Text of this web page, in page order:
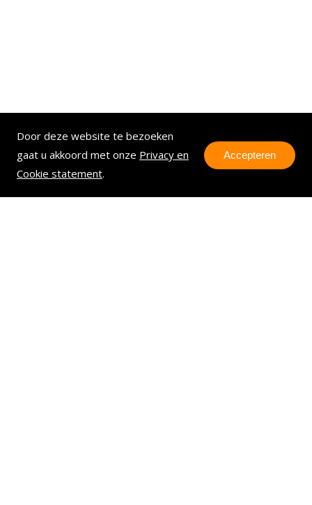
Door deze website te bezoeken
gaat u akkoord met onze Privacy en
Cookie statement.
Accepteren